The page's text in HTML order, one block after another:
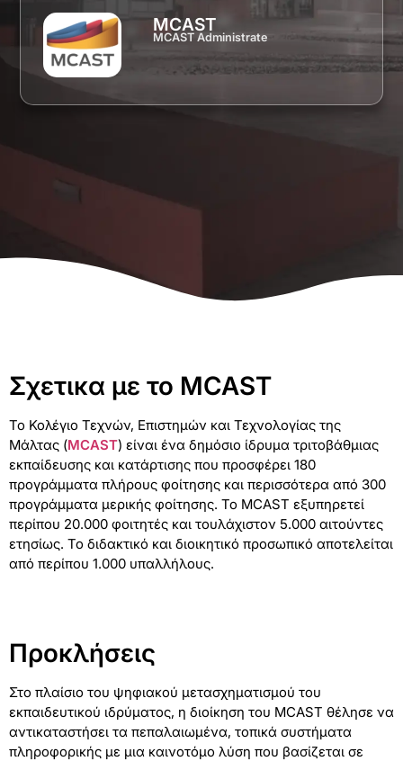
MCAST
MCAST Administrate
Σχετικα με το MCAST
Το Κολέγιο Τεχνών, Επιστημών και Τεχνολογίας της
Μάλτας (MCAST) είναι ένα δημόσιο ίδρυμα τριτοβάθμιας
εκπαίδευσης και κατάρτισης που προσφέρει 180
προγράμματα πλήρους φοίτησης και περισσότερα από 300
προγράμματα μερικής φοίτησης. Το MCAST εξυπηρετεί
περίπου 20.000 φοιτητές και τουλάχιστον 5.000 αιτούντες
ετησίως. Το διδακτικό και διοικητικό προσωπικό αποτελείται
από περίπου 1.000 υπαλλήλους.
Προκλήσεις
Στο πλαίσιο του ψηφιακού μετασχηματισμού του
εκπαιδευτικού ιδρύματος, η διοίκηση του MCAST θέλησε να
αντικαταστήσει τα πεπαλαιωμένα, τοπικά συστήματα
πληροφορικής με μια καινοτόμο λύση που βασίζεται σε